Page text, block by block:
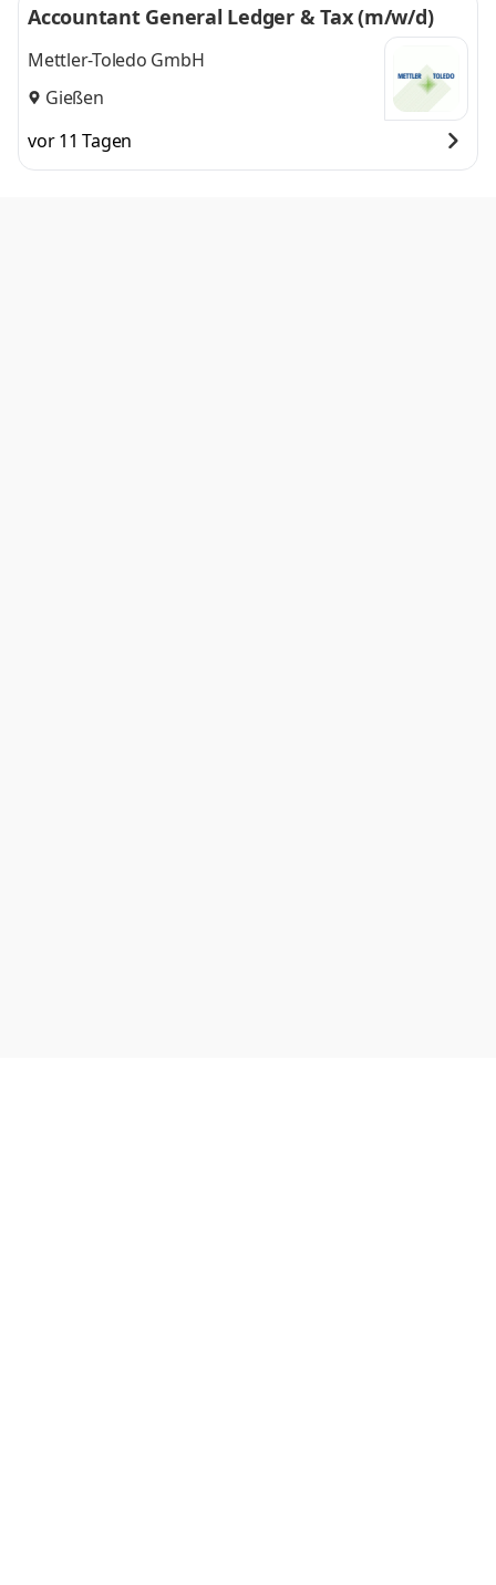
Accountant General Ledger & Tax (m/w/d)
Mettler-Toledo GmbH
Gießen
vor 11 Tagen